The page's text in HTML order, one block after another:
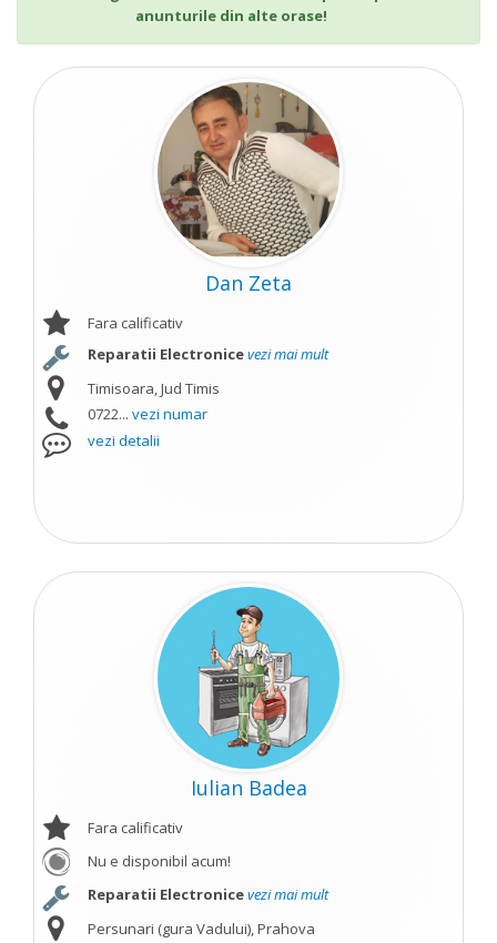
anunturile din alte orase!
Dan Zeta
Fara calificativ
Reparatii Electronicevezi mai mult
Timisoara, Jud Timis
0722... vezi numar
vezi detalii
Iulian Badea
Fara calificativ
Nu e disponibil acum!
Reparatii Electronicevezi mai mult
Persunari (gura Vadului), Prahova